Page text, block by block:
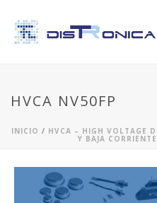
HVCA NV50FP
INICIO / HVCA – HIGH VOLTAGE
Y BAJA